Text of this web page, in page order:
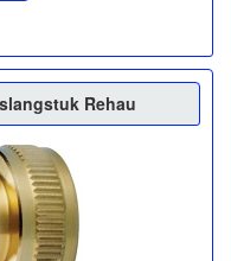
Rehau